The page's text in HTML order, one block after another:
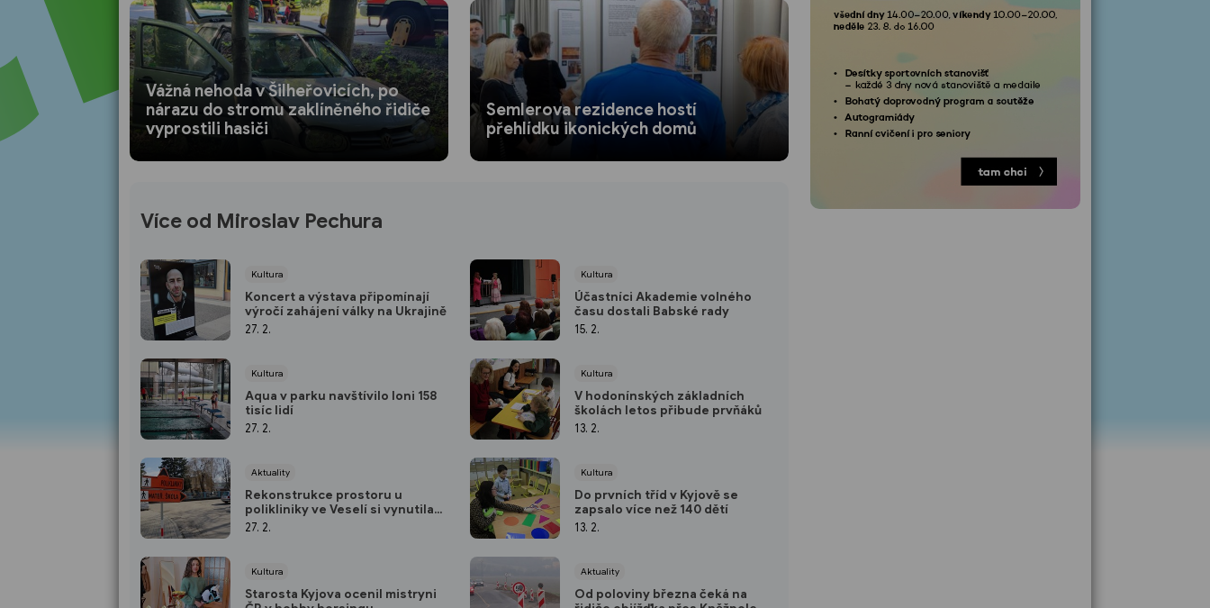
Vážná nehoda v Šilheřovicích, po
nárazu do stromu zaklíněného řidiče
vyprostili hasiči
Semlerova rezidence hostí
přehlídku ikonických domů
Více od Miroslav Pechura
Kultura
Koncert a výstava připomínají
výročí zahájení války na Ukrajině
27. 2.
Kultura
Aqua v parku navštívilo loni 158
tisíc lidí
27. 2.
Aktuality
Rekonstrukce prostoru u
polikliniky ve Veselí si vynutila
nová dopravní opatření
27. 2.
Kultura
Starosta Kyjova ocenil mistryni
Kultura
Účastníci Akademie volného
času dostali Babské rady
15. 2.
Kultura
V hodonínských základních
školách letos přibude prvňáků
13. 2.
Kultura
Do prvních tříd v Kyjově se
zapsalo více než 140 dětí
13. 2.
Aktuality
Od poloviny března čeká na